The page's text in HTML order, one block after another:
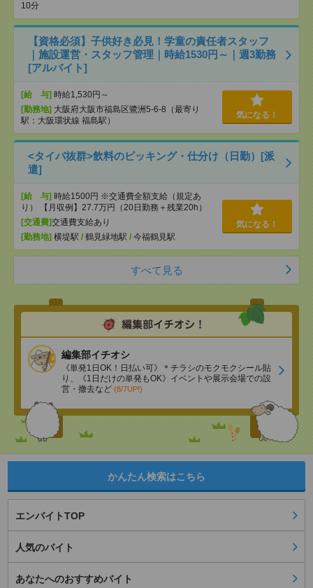
10分
【資格必須】子供好き必見！学童の責任者スタッフ
｜施設運営・スタッフ管理｜時給1530円～｜週3勤務
[アルバイト]
[給 与] 時給1,530円～
[勤務地] 大阪府大阪市福島区鷺洲5-6-8（最寄り
駅：大阪環状線 福島駅）
気になる！
<タイパ抜群>飲料のピッキング・仕分け（日勤）[派
遣]
[給 与] 時給1500円 ※交通費全額支給（規定あ
り） 【月収例】27.7万円（20日勤務＋残業20h）
[交通費]交通費支給あり
[勤務地] 横堤駅 / 鶴見緑地駅 / 今福鶴見駅
気になる！
すべて見る
編集部イチオシ
《単発1日OK！日払い可》＊チラシのモクモクシール貼
り、《1日だけの単発もOK》イベントや展示会場での設
営・撤去など (8/7UP!)
かんたん検索はこちら
エンバイトTOP
人気のバイト
あなたへのおすすめバイト